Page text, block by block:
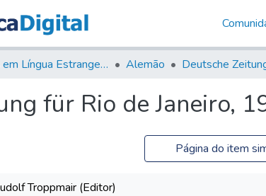
Jornais em Língua Estrangeira Alemão
für Rio de Janeiro,
Página do item
Troppmair (Editor)